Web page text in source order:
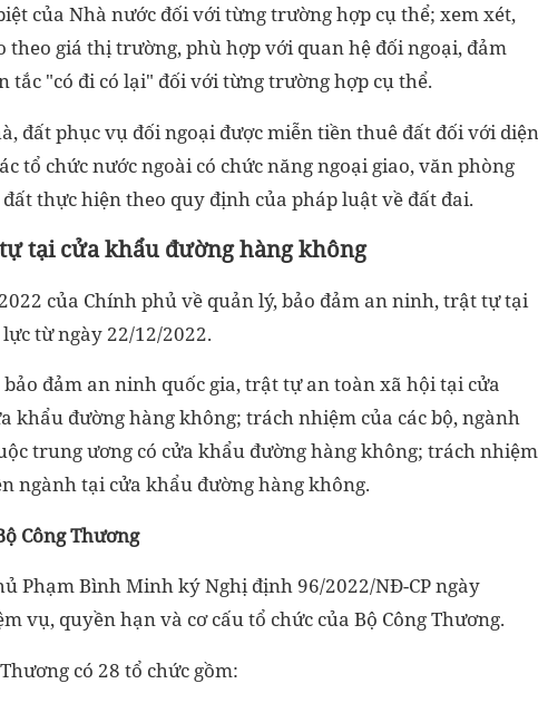
của Nhà nước đối với từng trường hợp cụ thể; xem xét,
theo giá thị trường, phù hợp với quan hệ đối ngoại, đảm
tắc "có đi có lại" đối với từng trường hợp cụ thể.
đất phục vụ đối ngoại được miễn tiền thuê đất đối với diện
tổ chức nước ngoài có chức năng ngoại giao, văn phòng
thực hiện theo quy định của pháp luật về đất đai.
tại cửa khẩu đường hàng không
của Chính phủ về quản lý, bảo đảm an ninh, trật tự tại
từ ngày 22/12/2022.
đảm an ninh quốc gia, trật tự an toàn xã hội tại cửa
khẩu đường hàng không; trách nhiệm của các bộ, ngành
trung ương có cửa khẩu đường hàng không; trách nhiệm
ngành tại cửa khẩu đường hàng không.
Công Thương
Phạm Bình Minh ký Nghị định 96/2022/NĐ-CP ngày
vụ, quyền hạn và cơ cấu tổ chức của Bộ Công Thương.
có 28 tổ chức gồm: